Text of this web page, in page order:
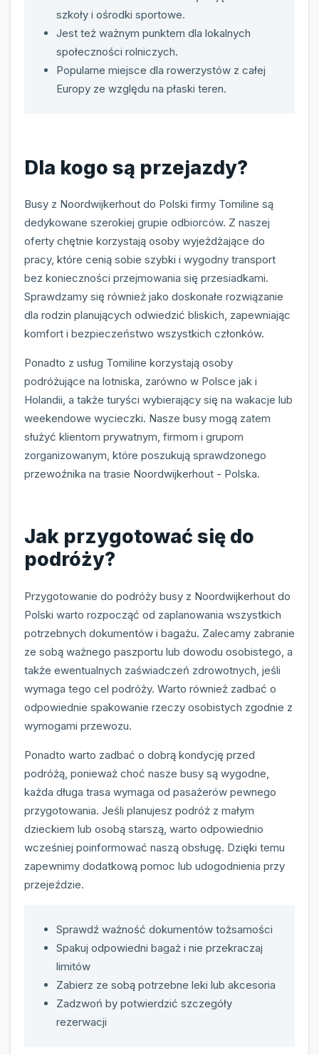
szkoły i ośrodki sportowe.
Jest też ważnym punktem dla lokalnych
społeczności rolniczych.
Popularne miejsce dla rowerzystów z całej
Europy ze względu na płaski teren.
Dla kogo są przejazdy?
Busy z Noordwijkerhout do Polski firmy Tomiline są
dedykowane szerokiej grupie odbiorców. Z naszej
oferty chętnie korzystają osoby wyjeżdżające do
pracy, które cenią sobie szybki i wygodny transport
bez konieczności przejmowania się przesiadkami.
Sprawdzamy się również jako doskonałe rozwiązanie
dla rodzin planujących odwiedzić bliskich, zapewniając
komfort i bezpieczeństwo wszystkich członków.
Ponadto z usług Tomiline korzystają osoby
podróżujące na lotniska, zarówno w Polsce jak i
Holandii, a także turyści wybierający się na wakacje lub
weekendowe wycieczki. Nasze busy mogą zatem
służyć klientom prywatnym, firmom i grupom
zorganizowanym, które poszukują sprawdzonego
przewoźnika na trasie Noordwijkerhout - Polska.
Jak przygotować się do
podróży?
Przygotowanie do podróży busy z Noordwijkerhout do
Polski warto rozpocząć od zaplanowania wszystkich
potrzebnych dokumentów i bagażu. Zalecamy zabranie
ze sobą ważnego paszportu lub dowodu osobistego, a
także ewentualnych zaświadczeń zdrowotnych, jeśli
wymaga tego cel podróży. Warto również zadbać o
odpowiednie spakowanie rzeczy osobistych zgodnie z
wymogami przewozu.
Ponadto warto zadbać o dobrą kondycję przed
podróżą, ponieważ choć nasze busy są wygodne,
każda długa trasa wymaga od pasażerów pewnego
przygotowania. Jeśli planujesz podróż z małym
dzieckiem lub osobą starszą, warto odpowiednio
wcześniej poinformować naszą obsługę. Dzięki temu
zapewnimy dodatkową pomoc lub udogodnienia przy
przejeździe.
Sprawdź ważność dokumentów tożsamości
Spakuj odpowiedni bagaż i nie przekraczaj
limitów
Zabierz ze sobą potrzebne leki lub akcesoria
Zadzwoń by potwierdzić szczegóły
rezerwacji